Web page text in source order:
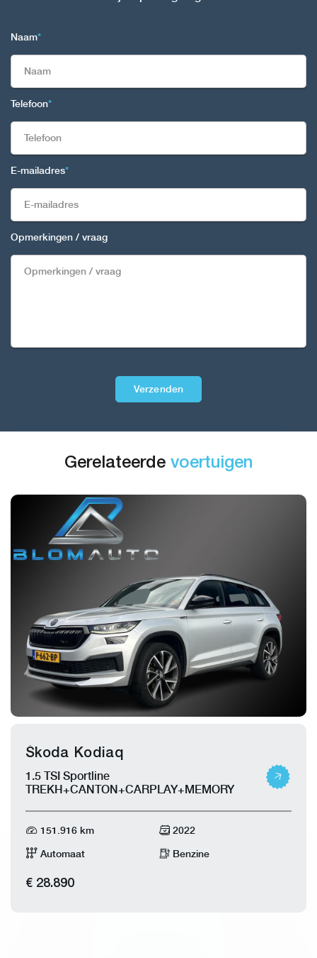
Naam*
Telefoon*
E-mailadres*
Opmerkingen / vraag
Verzenden
Gerelateerde voertuigen
Škoda Kodiaq
1.5 TSI Sportline
TREKH+CANTON+CARPLAY+MEMORY
151.916 km 2022
Automaat Benzine
€ 28.890